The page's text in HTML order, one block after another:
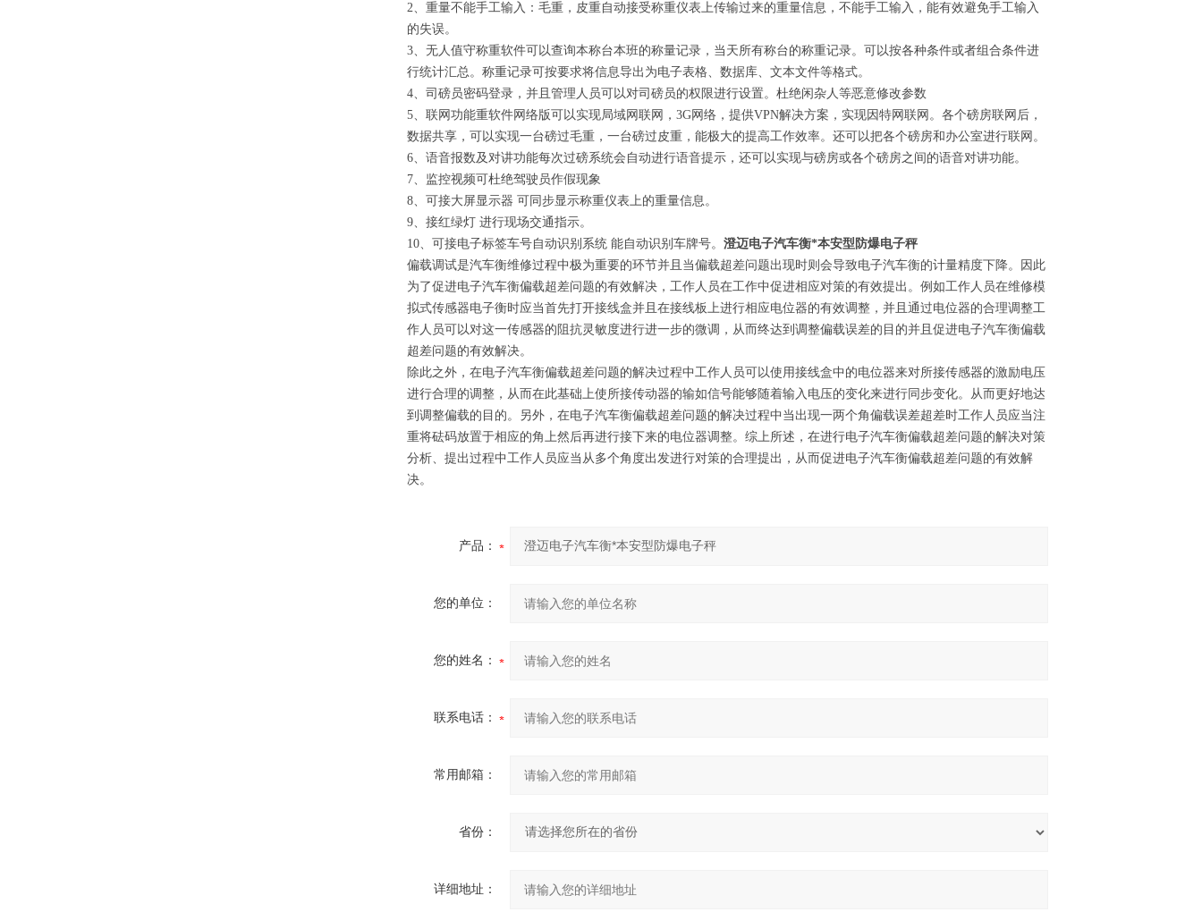
2、重量不能手工输入：毛重，皮重自动接受称重仪表上传输过来的重量信息，不能手工输入，能有效避免手工输入
的失误。
3、无人值守称重软件可以查询本称台本班的称量记录，当天所有称台的称重记录。可以按各种条件或者组合条件进
行统计汇总。称重记录可按要求将信息导出为电子表格、数据库、文本文件等格式。
4、司磅员密码登录，并且管理人员可以对司磅员的权限进行设置。杜绝闲杂人等恶意修改参数
5、联网功能重软件网络版可以实现局域网联网，3G网络，提供VPN解决方案，实现因特网联网。各个磅房联网后，
数据共享，可以实现一台磅过毛重，一台磅过皮重，能极大的提高工作效率。还可以把各个磅房和办公室进行联网。
6、语音报数及对讲功能每次过磅系统会自动进行语音提示，还可以实现与磅房或各个磅房之间的语音对讲功能。
7、监控视频可杜绝驾驶员作假现象
8、可接大屏显示器 可同步显示称重仪表上的重量信息。
9、接红绿灯 进行现场交通指示。
10、可接电子标签车号自动识别系统 能自动识别车牌号。 澄迈电子汽车衡*本安型防爆电子秤
偏载调试是汽车衡维修过程中极为重要的环节并且当偏载超差问题出现时则会导致电子汽车衡的计量精度下降。因此
为了促进电子汽车衡偏载超差问题的有效解决，工作人员在工作中促进相应对策的有效提出。例如工作人员在维修模
拟式传感器电子衡时应当首先打开接线盒并且在接线板上进行相应电位器的有效调整，并且通过电位器的合理调整工
作人员可以对这一传感器的阻抗灵敏度进行进一步的微调，从而终达到调整偏载误差的目的并且促进电子汽车衡偏载
超差问题的有效解决。
除此之外，在电子汽车衡偏载超差问题的解决过程中工作人员可以使用接线盒中的电位器来对所接传感器的激励电压
进行合理的调整，从而在此基础上使所接传动器的输如信号能够随着输入电压的变化来进行同步变化。从而更好地达
到调整偏载的目的。另外，在电子汽车衡偏载超差问题的解决过程中当出现一两个角偏载误差超差时工作人员应当注
重将砝码放置于相应的角上然后再进行接下来的电位器调整。综上所述，在进行电子汽车衡偏载超差问题的解决对策
分析、提出过程中工作人员应当从多个角度出发进行对策的合理提出，从而促进电子汽车衡偏载超差问题的有效解
决。
产品：
您的单位：
您的姓名：
联系电话：
常用邮箱：
省份：
详细地址：